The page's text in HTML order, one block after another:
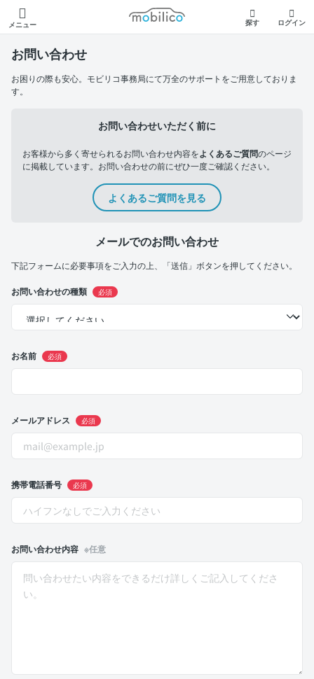
メニュー
モビリコ
探す ログイン
お問い合わせ
お困りの際も安心。モビリコ事務局にて万全のサポートをご用意しておりま
す。
お問い合わせいただく前に
お客様から多く寄せられるお問い合わせ内容をよくあるご質問のページ
に掲載しています。お問い合わせの前にぜひ一度ご確認ください。
よくあるご質問を見る
メールでのお問い合わせ
下記フォームに必要事項をご入力の上、「送信」ボタンを押してください。
お問い合わせの種類 必須
お名前 必須
メールアドレス 必須
携帯電話番号 必須
お問い合わせ内容 ※任意